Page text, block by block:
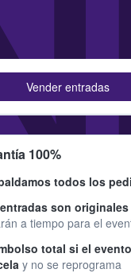
Vender entradas
100%
todos los
son originales
a tiempo para el
total si el
y no se reprograma